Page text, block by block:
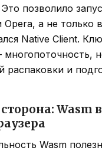
позволило
Opera, а не только
Native Client.
распаковки и
Wasm
Wasm